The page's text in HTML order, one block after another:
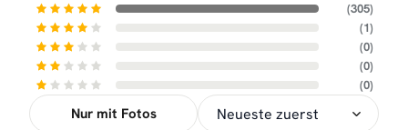
(305)
(1)
(0)
(0)
(0)
Nur mit Fotos